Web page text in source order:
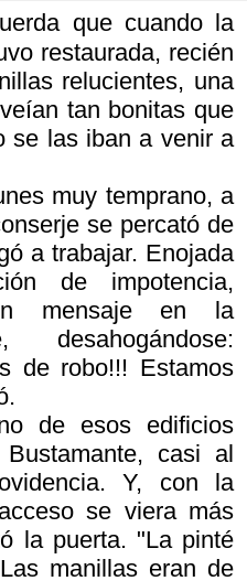
que cuando la
restaurada, recién
relucientes, una
tan bonitas que
se las iban a venir a
muy temprano, a
se percató de
a trabajar. Enojada
de impotencia,
mensaje en la
desahogándose:
de robo!!! Estamos
de esos edificios
casi al
Y, con la
se viera más
la puerta. "La pinté
manillas eran de